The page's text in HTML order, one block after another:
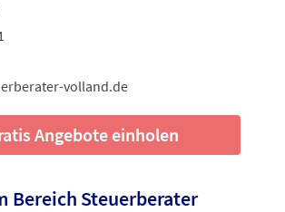
volland.de
Angebote einholen
Bereich Steuerberater